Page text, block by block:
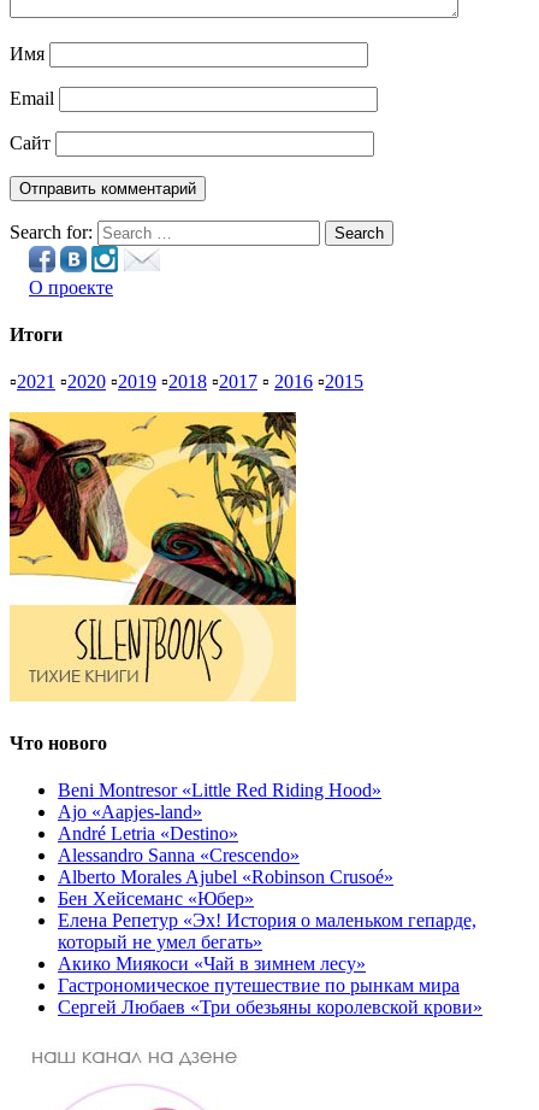
Имя
Email
Сайт
Search for: Search
О проекте
Итоги
▫2021 ▫2020 ▫2019 ▫2018 ▫2017 ▫ 2016 ▫2015
Что нового
Beni Montresor «Little Red Riding Hood»
Ajo «Aapjes-land»
André Letria «Destino»
Alessandro Sanna «Crescendo»
Alberto Morales Ajubel «Robinson Crusoé»
Бен Хейсеманс «Юбер»
Елена Репетур «Эх! История о маленьком гепарде,
который не умел бегать»
Акико Миякоси «Чай в зимнем лесу»
Гастрономическое путешествие по рынкам мира
Сергей Любаев «Три обезьяны королевской крови»